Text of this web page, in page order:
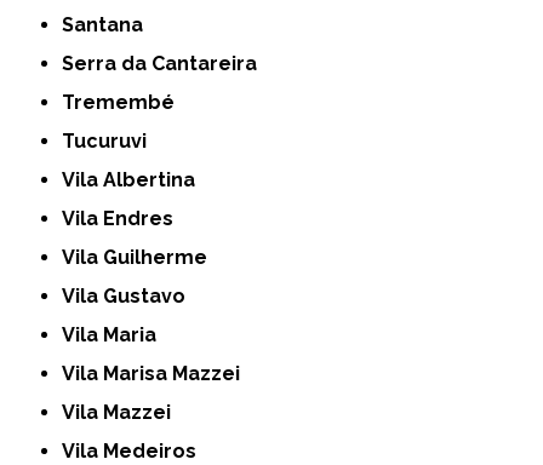
Santana
Serra da Cantareira
Tremembé
Tucuruvi
Vila Albertina
Vila Endres
Vila Guilherme
Vila Gustavo
Vila Maria
Vila Marisa Mazzei
Vila Mazzei
Vila Medeiros